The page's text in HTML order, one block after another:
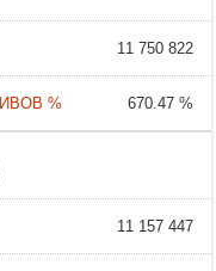
11 750 822
670.47 %
11 157 447